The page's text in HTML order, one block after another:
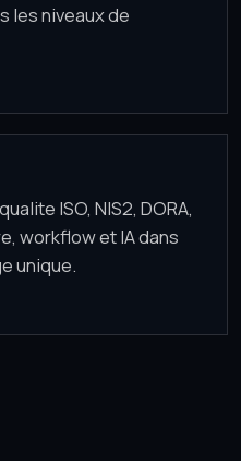
les niveaux de
ISO, NIS2, DORA,
workflow et IA dans
unique.